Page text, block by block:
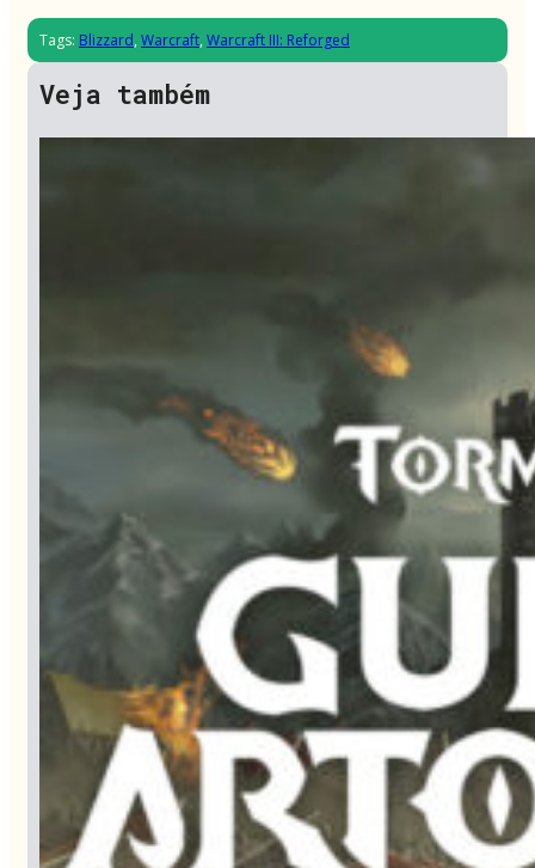
Tags: Blizzard, Warcraft, Warcraft III: Reforged
Veja também